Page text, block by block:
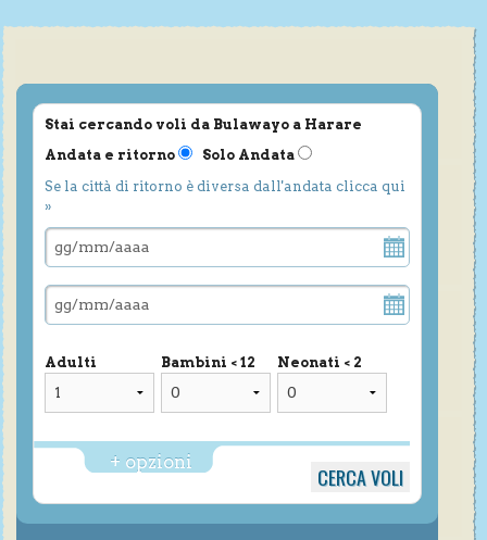
Stai cercando voli da Bulawayo a Harare
Andata e ritorno
Solo Andata
Se la città di ritorno è diversa dall'andata clicca qui
»
Adulti Bambini < 12 Neonati < 2
+ opzioni